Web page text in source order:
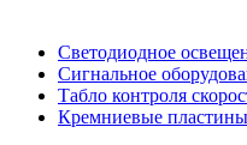
Светодиодное
Сигнальное
Табло контроля
Кремниевые пластины